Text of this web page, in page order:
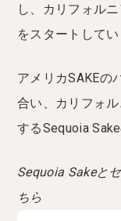
し、カリフォル
をスタートしてい
アメリカSAKEの
合い、カリフォ
するSequoia
Sequoia Sakeと
ちら